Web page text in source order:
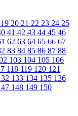
19 20 21 22 23 24 25
41 42 43 44 45 46
62 63 64 65 66 67
83 84 85 86 87 88
103 104 105 106
118 119 120 121
133 134 135 136
148 149 150